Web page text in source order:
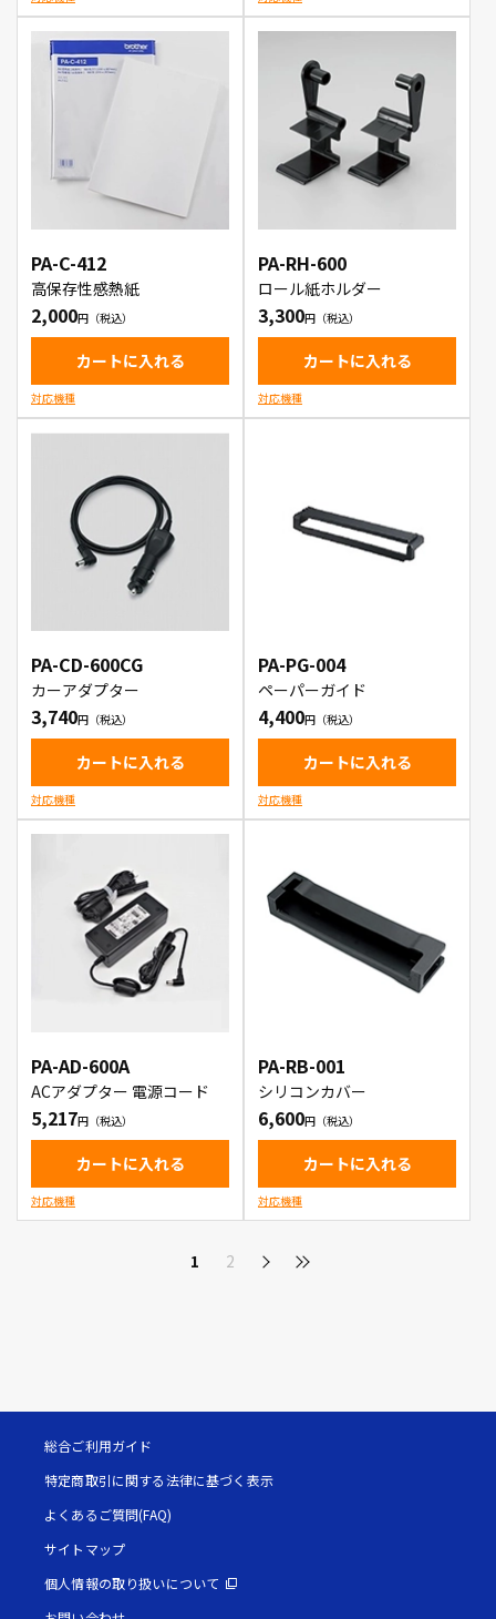
PA-C-412
高保存性感熱紙
2,000
カートに入れる
対応機種
PA-RH-600
ロール紙ホルダー
3,300
カートに入れる
対応機種
PA-CD-600CG
カーアダプター
3,740
カートに入れる
対応機種
PA-PG-004
ペーパーガイド
4,400
カートに入れる
対応機種
PA-AD-600A
ACアダプター 電源コード
5,217
カートに入れる
対応機種
PA-RB-001
シリコンカバー
6,600
カートに入れる
対応機種
1 2
総合ご利用ガイド
特定商取引に関する法律に基づく表示
よくあるご質問(FAQ)
サイトマップ
個人情報の取り扱いについて